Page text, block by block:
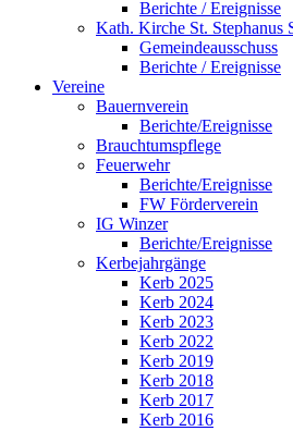
Berichte / Ereignisse
Kath. Kirche St. Stephanus
Gemeindeausschuss
Berichte / Ereignisse
Vereine
Bauernverein
Berichte/Ereignisse
Brauchtumspflege
Feuerwehr
Berichte/Ereignisse
FW Förderverein
IG Winzer
Berichte/Ereignisse
Kerbejahrgänge
Kerb 2025
Kerb 2024
Kerb 2023
Kerb 2022
Kerb 2019
Kerb 2018
Kerb 2017
Kerb 2016